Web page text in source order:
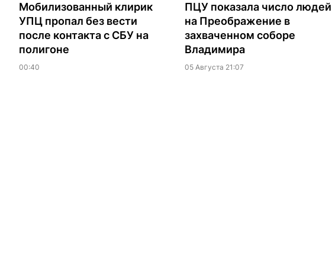
Мобилизованный клирик
УПЦ пропал без вести
после контакта с СБУ на
полигоне
00:40
ПЦУ показала число людей
на Преображение в
захваченном соборе
Владимира
05 Августа 21:07